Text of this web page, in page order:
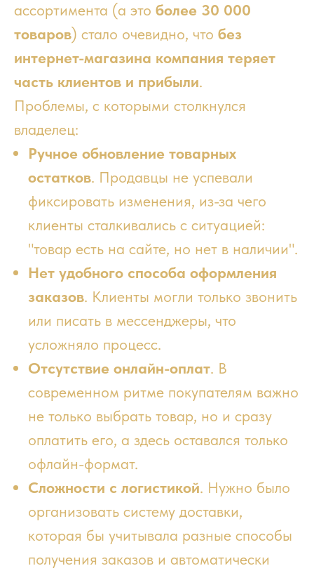
ассортимента (а это более 30 000
товаров) стало очевидно, что без
интернет-магазина компания теряет
часть клиентов и прибыли.
Проблемы, с которыми столкнулся
владелец:
Ручное обновление товарных
остатков. Продавцы не успевали
фиксировать изменения, из-за чего
клиенты сталкивались с ситуацией:
"товар есть на сайте, но нет в наличии".
Нет удобного способа оформления
заказов. Клиенты могли только звонить
или писать в мессенджеры, что
усложняло процесс.
Отсутствие онлайн-оплат. В
современном ритме покупателям важно
не только выбрать товар, но и сразу
оплатить его, а здесь оставался только
офлайн-формат.
Сложности с логистикой. Нужно было
организовать систему доставки,
которая бы учитывала разные способы
получения заказов и автоматически